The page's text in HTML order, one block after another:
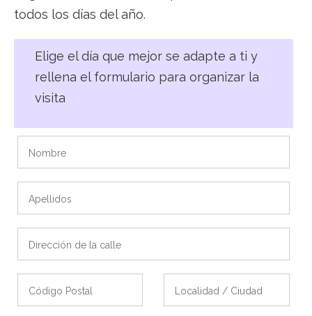
todos los días del año.
Elige el día que mejor se adapte a ti y
rellena el formulario para organizar la
visita